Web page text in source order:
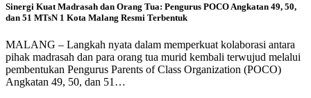
Sinergi Kuat Madrasah dan Orang Tua: Pengurus POCO Angkatan 49, 50,
dan 51 MTsN 1 Kota Malang Resmi Terbentuk
MALANG – Langkah nyata dalam memperkuat kolaborasi antara
pihak madrasah dan para orang tua murid kembali terwujud melalui
pembentukan Pengurus Parents of Class Organization (POCO)
Angkatan 49, 50, dan 51…